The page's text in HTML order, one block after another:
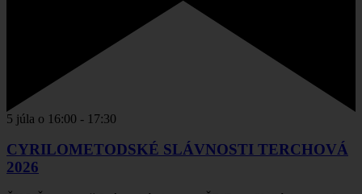
5 júla o 16:00 - 17:30
CYRILOMETODSKÉ SLÁVNOSTI TERCHOVÁ
2026